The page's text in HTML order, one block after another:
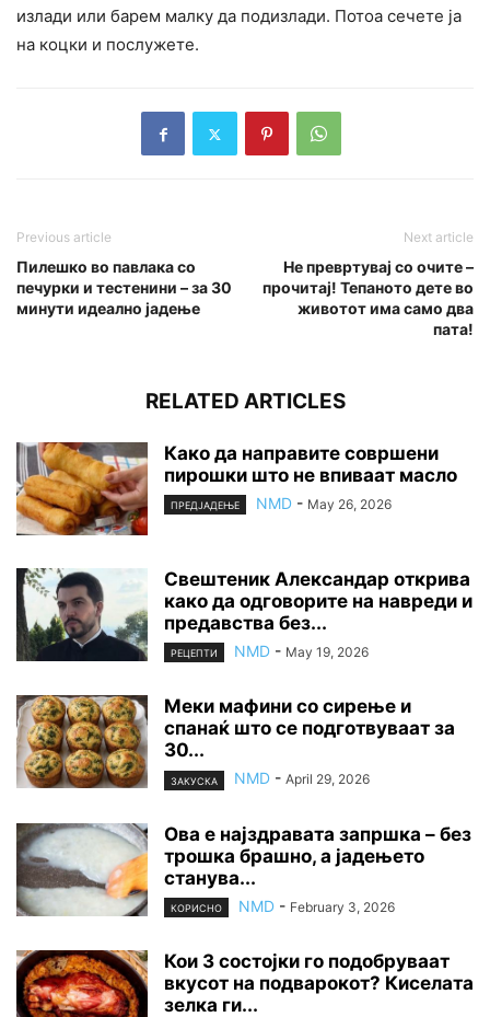
излади или барем малку да подизлади. Потоа сечете ја
на коцки и послужете.
Previous article
Пилешко во павлака со
печурки и тестенини – за 30
минути идеално јадење
Next article
Не превртувај со очите –
прочитај! Тепаното дете во
животот има само два
пата!
RELATED ARTICLES
Како да направите совршени
пирошки што не впиваат масло
ПРЕДЈАДЕЊЕ NMD - May 26, 2026
Свештеник Александар открива
како да одговорите на навреди и
предавства без...
РЕЦЕПТИ NMD - May 19, 2026
Меки мафини со сирење и
спанаќ што се подготвуваат за
30...
ЗАКУСКА NMD - April 29, 2026
Ова е најздравата запршка – без
трошка брашно, а јадењето
станува...
КОРИСНО NMD - February 3, 2026
Кои 3 состојки го подобруваат
вкусот на подварокот? Киселата
зелка ги...